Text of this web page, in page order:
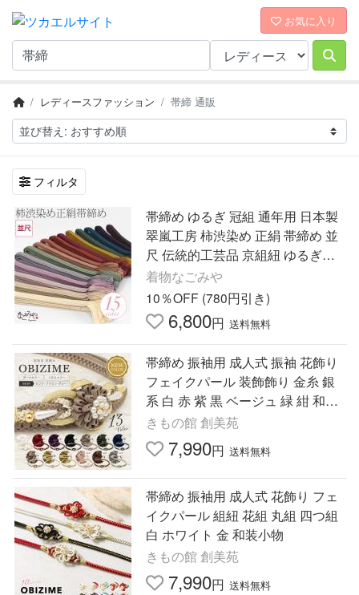
お気に入り
レディースファッション 帯締 通販
フィルタ
帯締め ゆるぎ 冠組 通年用 日本製
翠嵐工房 柿渋染め 正絹 帯締め 並
尺 伝統的工芸品 京組紐 ゆるぎ組
切り房 女性
着物なごみや
10％OFF (780円引き)
6,800円 送料無料
帯締め 振袖用 成人式 振袖 花飾り
フェイクパール 装飾飾り 金糸 銀
系 白 赤 紫 黒 ベージュ 緑 紺 和装
小物
きもの館 創美苑
7,990円 送料無料
帯締め 振袖用 成人式 花飾り フェ
イクパール 組紐 花組 丸組 四つ組
白 ホワイト 金 和装小物
きもの館 創美苑
7,990円 送料無料